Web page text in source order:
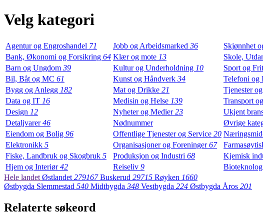
Velg kategori
Agentur og Engroshandel 71 Jobb og Arbeidsmarked 36 Skjønnhet
Bank, Økonomi og Forsikring 64 Klær og mote 13 Skole,
Barn og Ungdom 39 Kultur og Underholdning 10 Sport og
Bil, Båt og MC 61 Kunst og Håndverk 34 Telefoni og
Bygg og Anlegg 182 Mat og Drikke 21 Tjenester
Data og IT 16 Medisin og Helse 139 Transport
Design 12 Nyheter og Medier23
Ukjent
Detaljvarer46 Nødnummer Øvrige
Eiendom og Bolig 96 Offentlige Tjenester og Service 20
Elektronikk 5 Organisasjoner og Foreninger67
Fiske, Landbruk og Skogbruk 5 Produksjon og Industri 68
Kjemisk
Hjem og Interiør42 Reiseliv 9
Hele landet Østlandet 279167 Buskerud 29715 Røyken 1660
Østbygda Slemmestad 540 Midtbygda 348 Vestbygda 224 Østbygda Åros 201
Relaterte søkeord